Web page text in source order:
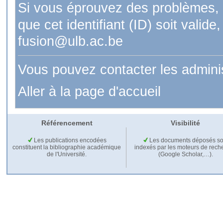
Si vous éprouvez des
que cet identifiant (ID) soit
fusion@ulb.ac.be
Vous pouvez contacter les
Aller à la page d'accueil
Référencement Visibilité
Les publications encodées
constituent la bibliographie académique
de l'Université.
Les documents déposés
indexés par les moteurs de
(Google Scholar,…).